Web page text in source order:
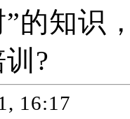
的知识
?
16:17